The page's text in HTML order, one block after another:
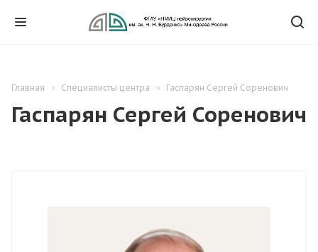
Главная Специалисты центра Гаспарян Сергей Соренович
Гаспарян Сергей Соренович